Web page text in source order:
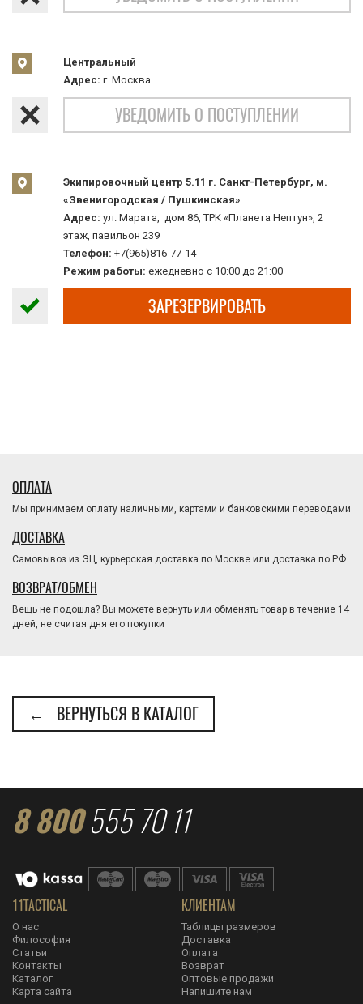
Центральный
Адрес: г. Москва
УВЕДОМИТЬ О ПОСТУПЛЕНИИ
Экипировочный центр 5.11 г. Санкт-Петербург, м.
«Звенигородская / Пушкинская»
Адрес: ул. Марата, дом 86, ТРК «Планета Нептун», 2
этаж, павильон 239
Телефон: +7(965)816-77-14
Режим работы: ежедневно с 10:00 до 21:00
ЗАРЕЗЕРВИРОВАТЬ
ОПЛАТА
Мы принимаем оплату наличными, картами и банковскими переводами
ДОСТАВКА
Самовывоз из ЭЦ, курьерская доставка по Москве или доставка по РФ
ВОЗВРАТ/ОБМЕН
Вещь не подошла? Вы можете вернуть или обменять товар в течение 14
дней, не считая дня его покупки
← ВЕРНУТЬСЯ В КАТАЛОГ
8 800555 70 11
11TACTICAL
О нас
Философия
Статьи
Контакты
Каталог
Карта сайта
КЛИЕНТАМ
Таблицы размеров
Доставка
Оплата
Возврат
Оптовые продажи
Напишите нам